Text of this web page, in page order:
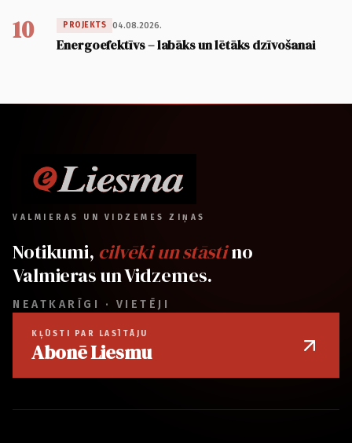
10 PROJEKTS 04.08.2026.
Energoefektīvs – labāks un lētāks dzīvošanai
VALMIERAS UN VIDZEMES ZIŅAS
Notikumi, cilvēki un stāstino
Valmieras un Vidzemes.
NEATKARĪGI · VIETĒJI
KĻŪSTI PAR LASĪTĀJU
Abonē Liesmu